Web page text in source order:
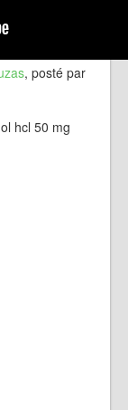
, posté par
hcl 50 mg